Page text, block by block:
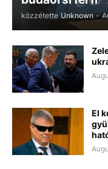
közzétette Unknown -
El